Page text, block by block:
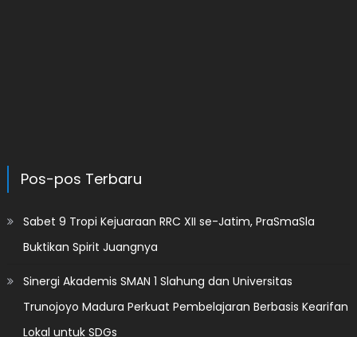
Pos-pos Terbaru
Sabet 9 Tropi Kejuaraan RRC XII se-Jatim, PraSmaSla
Buktikan Spirit Juangnya
Sinergi Akademis SMAN 1 Slahung dan Universitas
Trunojoyo Madura Perkuat Pembelajaran Berbasis Kearifan
Lokal untuk SDGs